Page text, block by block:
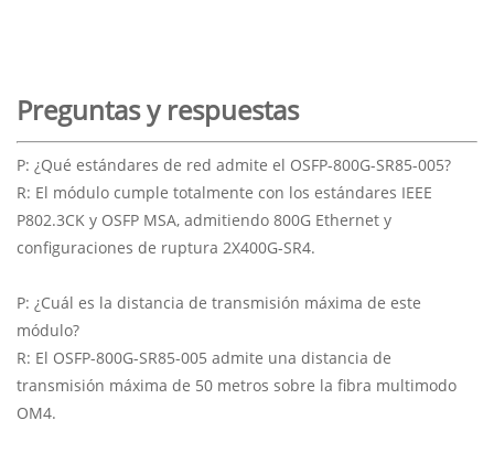
Preguntas y respuestas
P: ¿Qué estándares de red admite el OSFP-800G-SR85-005?
R: El módulo cumple totalmente con los estándares IEEE
P802.3CK y OSFP MSA, admitiendo 800G Ethernet y
configuraciones de ruptura 2X400G-SR4.
P: ¿Cuál es la distancia de transmisión máxima de este
módulo?
R: El OSFP-800G-SR85-005 admite una distancia de
transmisión máxima de 50 metros sobre la fibra multimodo
OM4.